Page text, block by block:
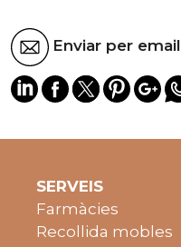
Enviar per email
SERVEIS
Farmàcies
Recollida mobles